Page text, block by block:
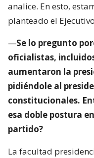
analice. En esto,
planteado el
—Se lo pregunto
oficialistas,
aumentaron la
pidiéndole al
constitucionales.
esa doble postura
partido?
La facultad